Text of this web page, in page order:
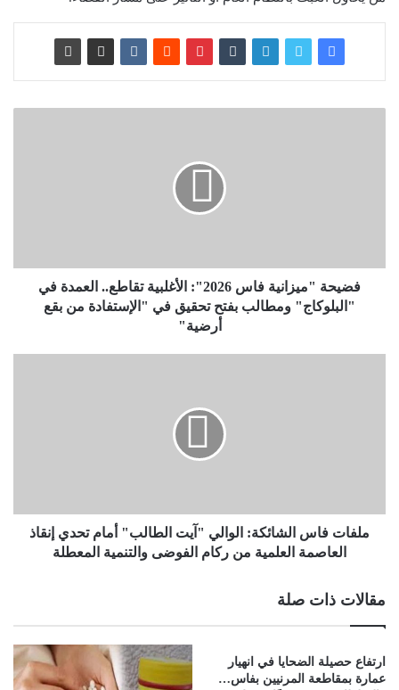
فضيحة "ميزانية فاس 2026": الأغلبية تقاطع.. العمدة في
"البلوكاج" ومطالب بفتح تحقيق في "الإستفادة من بقع
أرضية"
ملفات فاس الشائكة: الوالي "آيت الطالب" أمام تحدي إنقاذ
العاصمة العلمية من ركام الفوضى والتنمية المعطلة
مقالات ذات صلة
ارتفاع حصيلة الضحايا في انهيار
عمارة بمقاطعة المرنيين بفاس…